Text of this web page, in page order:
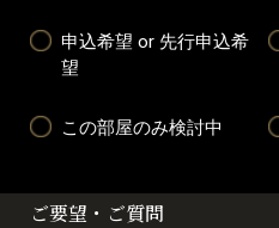
申込希望 or 先行申込希
望
この部屋のみ検討中
ご要望・ご質問